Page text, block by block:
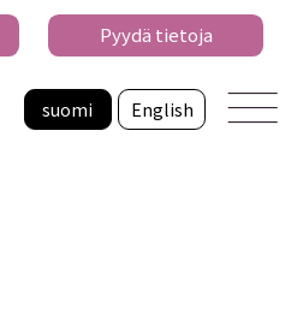
suomi English
Pyydä tietoja